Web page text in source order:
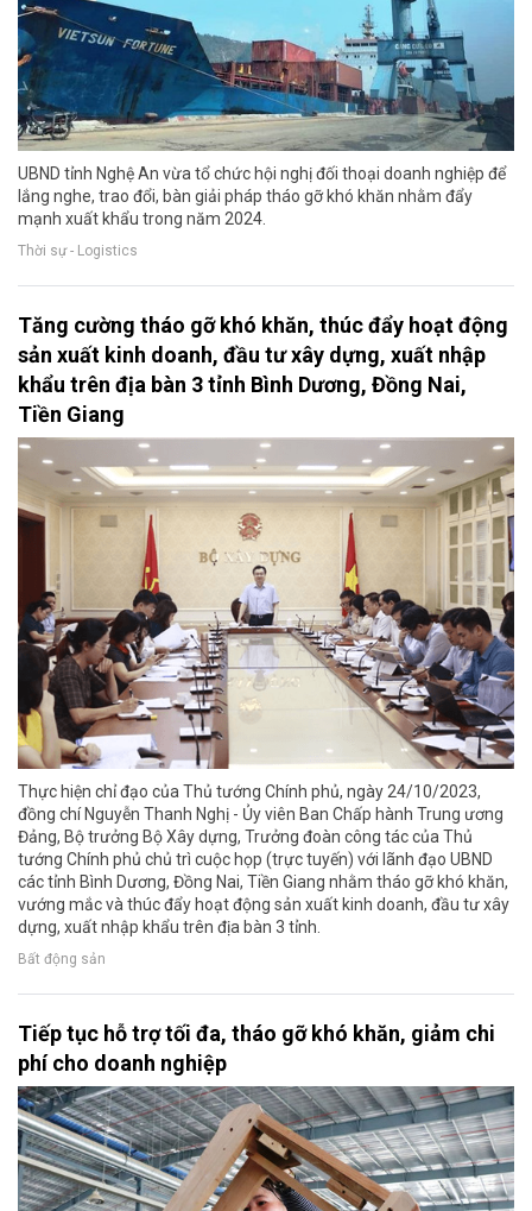
UBND tỉnh Nghệ An vừa tổ chức hội nghị đối thoại doanh nghiệp để
lắng nghe, trao đổi, bàn giải pháp tháo gỡ khó khăn nhằm đẩy
mạnh xuất khẩu trong năm 2024.
Thời sự - Logistics
Tăng cường tháo gỡ khó khăn, thúc đẩy hoạt động
sản xuất kinh doanh, đầu tư xây dựng, xuất nhập
khẩu trên địa bàn 3 tỉnh Bình Dương, Đồng Nai,
Tiền Giang
Thực hiện chỉ đạo của Thủ tướng Chính phủ, ngày 24/10/2023,
đồng chí Nguyễn Thanh Nghị - Ủy viên Ban Chấp hành Trung ương
Đảng, Bộ trưởng Bộ Xây dựng, Trưởng đoàn công tác của Thủ
tướng Chính phủ chủ trì cuộc họp (trực tuyến) với lãnh đạo UBND
các tỉnh Bình Dương, Đồng Nai, Tiền Giang nhằm tháo gỡ khó khăn,
vướng mắc và thúc đẩy hoạt động sản xuất kinh doanh, đầu tư xây
dựng, xuất nhập khẩu trên địa bàn 3 tỉnh.
Bất động sản
Tiếp tục hỗ trợ tối đa, tháo gỡ khó khăn, giảm chi
phí cho doanh nghiệp